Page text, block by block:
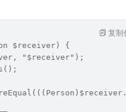
$receiver) {
"$receiver");
复制